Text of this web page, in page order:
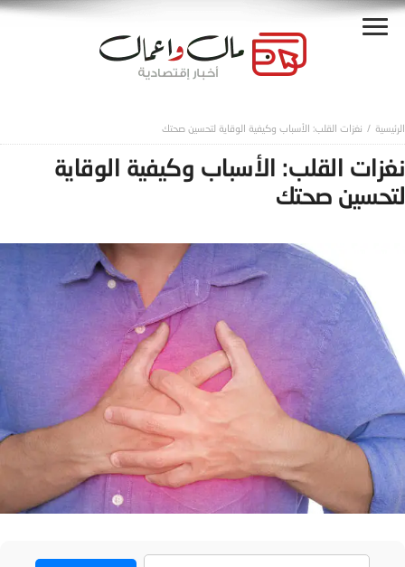
نغزات القلب: الأسباب وكيفية الوقاية لتحسين صحتك
نغزات القلب: الأسباب وكيفية الوقاية
لتحسين صحتك